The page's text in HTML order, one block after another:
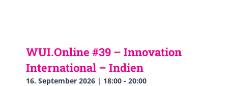
WUI.Online #39 – Innovation
International – Indien
16. September 2026 | 18:00 - 20:00